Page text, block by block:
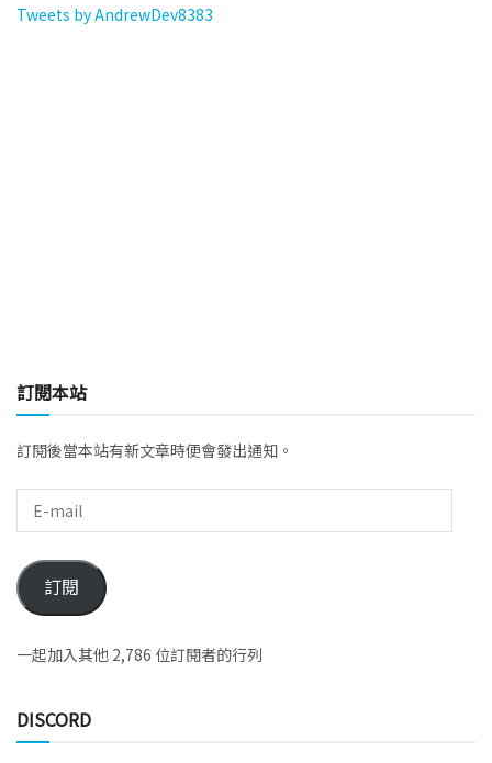
Tweets by AndrewDev8383
訂閱本站
訂閱後當本站有新文章時便會發出通知。
訂閱
一起加入其他 2,786 位訂閱者的行列
DISCORD